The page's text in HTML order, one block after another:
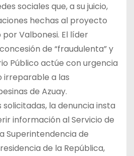
sociales que, a su juicio,
hechas al proyecto
por Valbonesi. El líder
de “fraudulenta” y
Público actúe con urgencia
irreparable a las
de Azuay.
solicitadas, la denuncia insta
información al Servicio de
Superintendencia de
de la República,